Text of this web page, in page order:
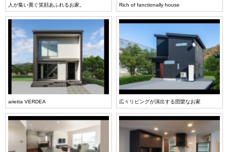
人が集い寛ぐ笑顔あふれるお家。 Rich of fanctionally house
arietta VERDEA 広々リビングが演出する団欒なお家